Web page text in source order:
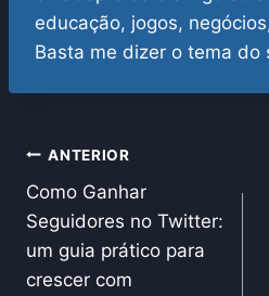
educação, jogos,
Basta me dizer o tema do
Navegação
de
Post
ANTERIOR
Como Ganhar
Seguidores no Twitter:
um guia prático para
crescer com